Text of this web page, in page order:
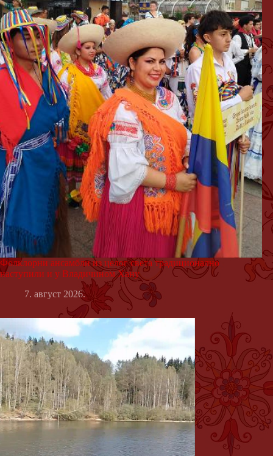
Фолклорни ансамбли из целог света традиционално
наступили и у Владичином Хану
7. август 2026.